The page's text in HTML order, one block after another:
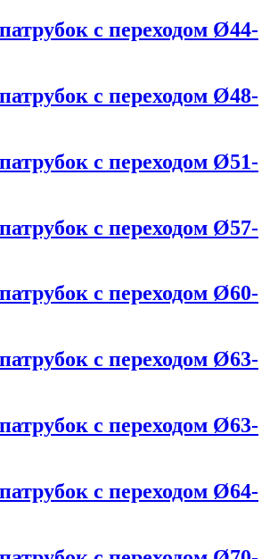
с переходом Ø44-
с переходом Ø48-
с переходом Ø51-
с переходом Ø57-
с переходом Ø60-
с переходом Ø63-
с переходом Ø63-
с переходом Ø64-